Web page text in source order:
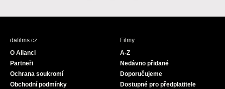
c
s
u
dafilms.cz
O Alianci
Partneři
Ochrana soukromí
Obchodní podmínky
Filmy
A-Z
Nedávno přidané
Doporučujeme
Dostupné pro předplatitele